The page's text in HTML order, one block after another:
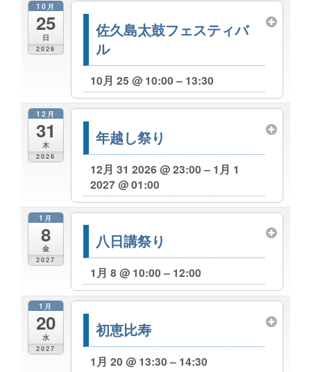
10月
25
日
2026
佐久島太鼓フェスティバ
ル
10月 25 @ 10:00 – 13:30
12月
31
木
2026
年越し祭り
12月 31 2026 @ 23:00 – 1月 1
2027 @ 01:00
1月
8
金
2027
八日講祭り
1月 8 @ 10:00 – 12:00
1月
20
水
2027
初恵比寿
1月 20 @ 13:30 – 14:30